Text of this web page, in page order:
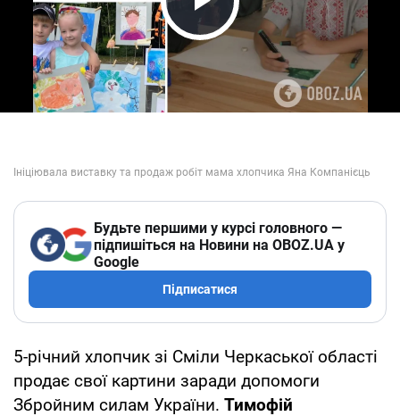
Play Video
Будьте першими у курсі головного —
підпишіться на Новини на OBOZ.UA у
Google
Підписатися
5-річний хлопчик зі Сміли Черкаської області
продає свої картини заради допомоги
Збройним силам України. Тимофій